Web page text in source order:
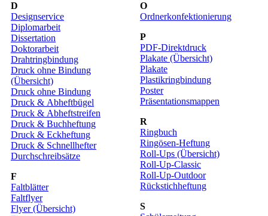
D
Designservice
Diplomarbeit
Dissertation
Doktorarbeit
Drahtringbindung
Druck ohne Bindung
(Übersicht)
Druck ohne Bindung
Druck & Abheftbügel
Druck & Abheftstreifen
Druck & Buchheftung
Druck & Eckheftung
Druck & Schnellhefter
Durchschreibsätze
F
Faltblätter
Faltflyer
Flyer (Übersicht)
O
Ordnerkonfektionierung
P
PDF-Direktdruck
Plakate (Übersicht)
Plakate
Plastikringbindung
Poster
Präsentationsmappen
R
Ringbuch
Ringösen-Heftung
Roll-Ups (Übersicht)
Roll-Up-Classic
Roll-Up-Outdoor
Rückstichheftung
S